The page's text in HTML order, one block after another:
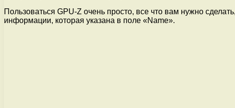
Пользоваться GPU-Z очень просто, все что вам нужно
информации, которая указана в поле «Name».